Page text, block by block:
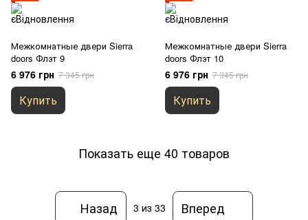
Межкомнатные двери Sierra
doors Флэт 9
6 976 грн 7 345 грн
Купить
Межкомнатные двери Sierra
doors Флэт 10
6 976 грн 7 345 грн
Купить
Показать еще 40 товаров
Назад 3 из 33 Вперед